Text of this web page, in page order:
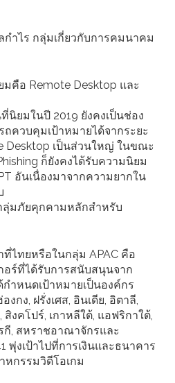
ำไร กลุ่มเกี่ยวกับการคมนาคม
คือ Remote Desktop และ
นิยมในปี 2019 ยังคงเป็นช่อง
ควบคุมเป้าหมายได้จากระยะ
Desktop เป็นส่วนใหญ่ ในขณะ
ก็ยังคงได้รับความนิยม
อันเนื่องมาจากความยากใน
ลุ่มภัยคุกคามหลักสำหรับ
ไทยหรือในกลุ่ม APAC คือ
อร์ที่ได้รับการสนับสนุนจาก
ำหนดเป้าหมายเป็นองค์กร
งกง, ฝรั่งเศส, อินเดีย, อิตาลี,
งคโปร์, เกาหลีใต้, แอฟริกาใต้,
กี, สหราชอาณาจักรและ
พุ่งเป้าไปที่การเงินและธนาคาร
กรรมวิดีโอเกม